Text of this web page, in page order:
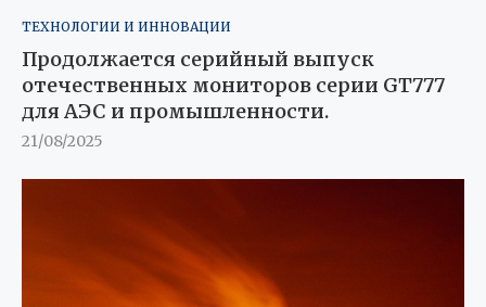
ТЕХНОЛОГИИ И ИННОВАЦИИ
Продолжается серийный выпуск
отечественных мониторов серии GT777
для АЭС и промышленности.
21/08/2025